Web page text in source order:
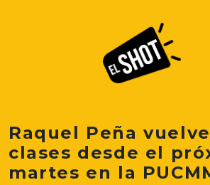
Raquel Peña
clases desde el
martes en la